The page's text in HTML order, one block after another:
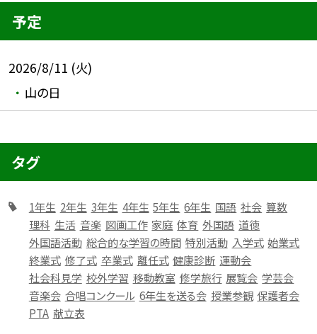
予定
2026/8/11 (火)
山の日
タグ
1年生 2年生 3年生 4年生 5年生 6年生 国語 社会 算数
理科 生活 音楽 図画工作 家庭 体育 外国語 道徳
外国語活動 総合的な学習の時間 特別活動 入学式 始業式
終業式 修了式 卒業式 離任式 健康診断 運動会
社会科見学 校外学習 移動教室 修学旅行 展覧会 学芸会
音楽会 合唱コンクール 6年生を送る会 授業参観 保護者会
PTA 献立表